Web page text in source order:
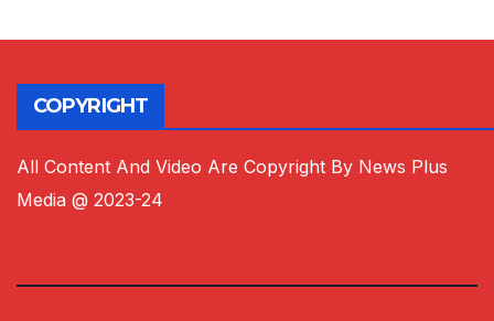
COPYRIGHT
All Content And Video Are Copyright By News Plus
Media @ 2023-24